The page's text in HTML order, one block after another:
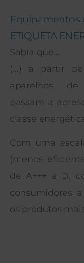
Equipamentos
ETIQUETA
Sabia que…
(…) a partir
aparelhos de
passam a
classe
Com uma
(menos
de A+++ a D,
consumidores
os produtos